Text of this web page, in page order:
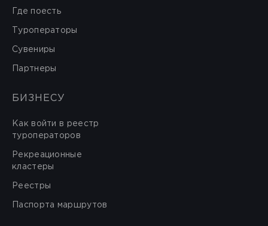
Где поесть
Туроператоры
Сувениры
Партнеры
БИЗНЕСУ
Как войти в реестр
туроператоров
Рекреационные
кластеры
Реестры
Паспорта маршрутов